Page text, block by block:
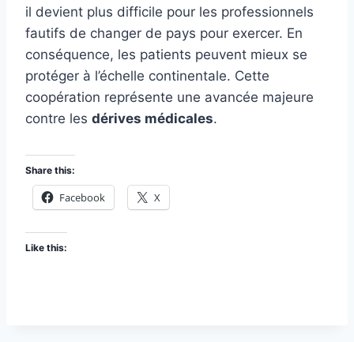
il devient plus difficile pour les professionnels
fautifs de changer de pays pour exercer. En
conséquence, les patients peuvent mieux se
protéger à l’échelle continentale. Cette
coopération représente une avancée majeure
contre les dérives médicales.
Share this:
Facebook X
Like this: